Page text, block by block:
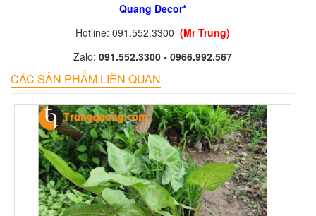
Quang Decor*
Hotline: 091.552.3300 (Mr Trung)
Zalo: 091.552.3300 - 0966.992.567
CÁC SẢN PHẨM LIÊN QUAN